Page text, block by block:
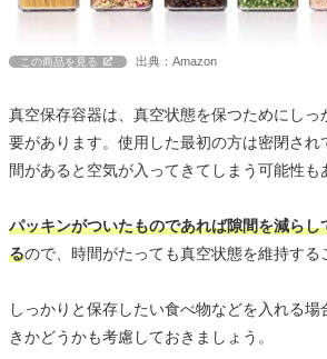
この商品を見る 出典：Amazon
真空保存容器は、真空状態を保つためにしっ
要があります。使用した最初の方は密閉され
間があると空気が入ってきてしまう可能性も
パッキンがついたものであれば隙間を減らし
るので、時間がたっても真空状態を維持する
しっかりと保存したい食べ物などを入れる場
きかどうかも考慮しておきましょう。